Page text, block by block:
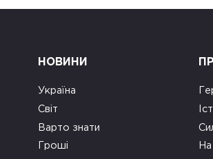
НОВИНИ
Україна
Світ
Варто знати
Гроші На